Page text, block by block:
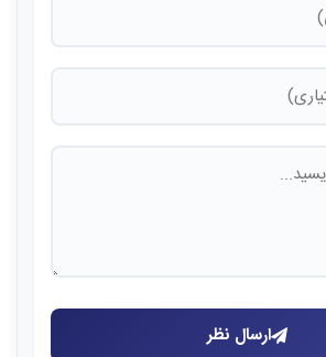
ارسال نظر